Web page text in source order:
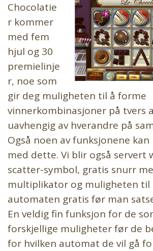
Chocolatie
r kommer
med fem
hjul og 30
premielinje
r, noe som
gir deg muligheten til å forme
vinnerkombinasjoner på tvers
uavhengig av hverandre på
Også noen av funksjonene
med dette. Vi blir også servert
scatter-symbol, gratis snurr
multiplikator og muligheten til
automaten gratis før man
En veldig fin funksjon for de
forskjellige muligheter før de
for hvilken automat de vil gå